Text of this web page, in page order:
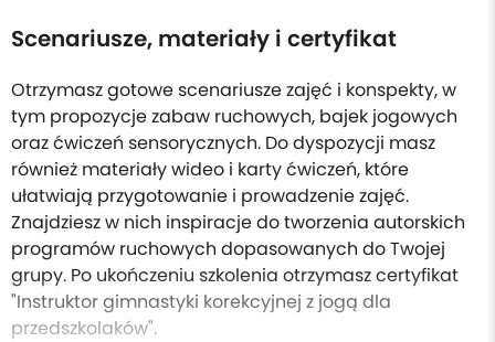
Scenariusze, materiały i certyfikat
Otrzymasz gotowe scenariusze zajęć i konspekty, w
tym propozycje zabaw ruchowych, bajek jogowych
oraz ćwiczeń sensorycznych. Do dyspozycji masz
również materiały wideo i karty ćwiczeń, które
ułatwiają przygotowanie i prowadzenie zajęć.
Znajdziesz w nich inspiracje do tworzenia autorskich
programów ruchowych dopasowanych do Twojej
grupy. Po ukończeniu szkolenia otrzymasz certyfikat
"Instruktor gimnastyki korekcyjnej z jogą dla
przedszkolaków".